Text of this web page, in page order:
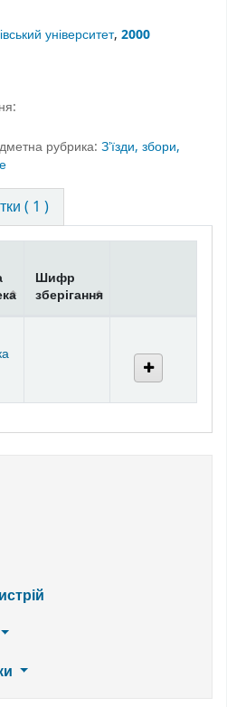
університет, 2000
рубрика: Зʼїзди, збори,
( 1 )
Шифр
зберігання